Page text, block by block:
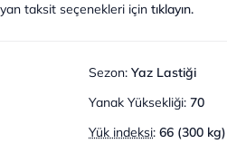
taksit seçenekleri için tıklayın.
Sezon: Yaz Lastiği
Yanak Yüksekliği: 70
Yük indeksi: 66 (300 kg)